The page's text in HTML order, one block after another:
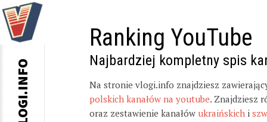
Ranking YouTube
Najbardziej kompletny spis
Na stronie vlogi.info znajdziesz
polskich kanałów na youtube. Znajdziesz
oraz zestawienie kanałów ukraińskich i
VLOGI.INFO